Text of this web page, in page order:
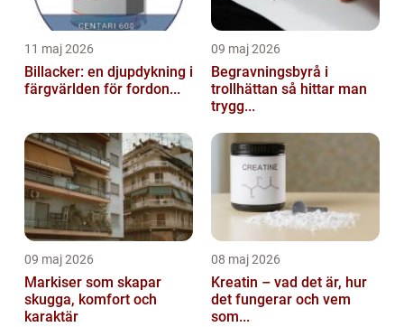
11 maj 2026
Billacker: en djupdykning i
färgvärlden för fordon...
09 maj 2026
Begravningsbyrå i
trollhättan så hittar man
trygg...
09 maj 2026
Markiser som skapar
skugga, komfort och
karaktär
08 maj 2026
Kreatin – vad det är, hur
det fungerar och vem
som...